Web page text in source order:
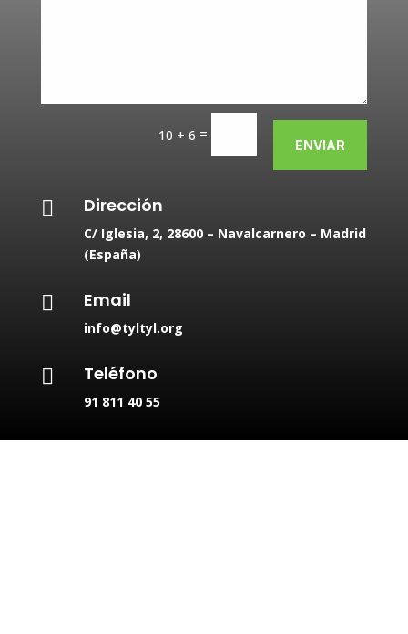
10 + 6 =
ENVIAR
 Dirección
C/ Iglesia, 2, 28600 – Navalcarnero – Madrid
(España)
 Email
info@tyltyl.org
 Teléfono
91 811 40 55